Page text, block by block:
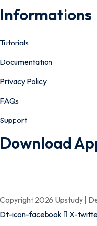
Informations
Tutorials
Documentation
Privacy Policy
FAQs
Support
Download
Copyright 2026 Upstudy |
Dt-icon-facebook
X-